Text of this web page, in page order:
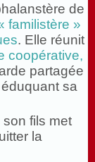
de
familistère »
. Elle réunit
coopérative,
partagée
sa
fils met
la